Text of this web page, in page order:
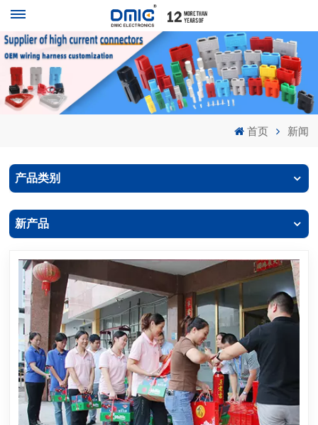
首页 新闻
产品类别
新产品